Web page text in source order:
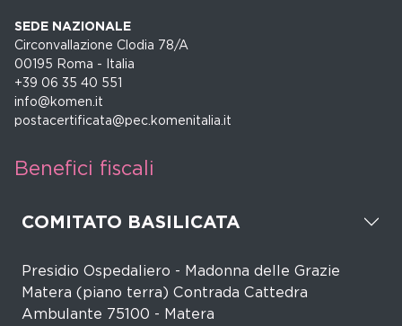
SEDE NAZIONALE
Circonvallazione Clodia 78/A
00195 Roma - Italia
+39 06 35 40 551
info@komen.it
postacertificata@pec.komenitalia.it
Benefici fiscali
COMITATO BASILICATA
Presidio Ospedaliero - Madonna delle Grazie
Matera (piano terra) Contrada Cattedra
Ambulante 75100 - Matera